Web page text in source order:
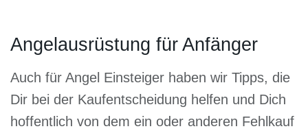
Angelausrüstung für Anfänger
Auch für Angel Einsteiger haben wir Tipps, die
Dir bei der Kaufentscheidung helfen und Dich
hoffentlich von dem ein oder anderen Fehlkauf